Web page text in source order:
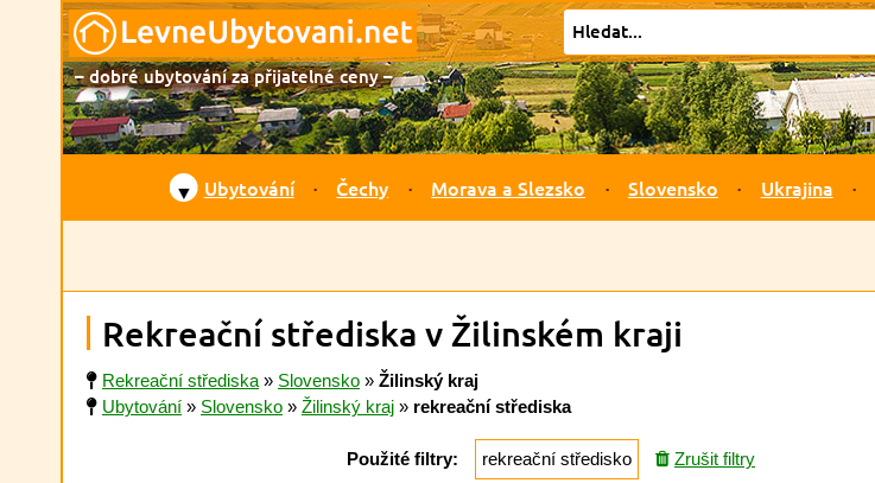
– dobré ubytování za přijatelné ceny –
▼ Ubytování Čechy Morava a Slezsko Slovensko Ukrajina
Rekreační střediska v Žilinském kraji
Rekreační střediska » Slovensko » Žilinský kraj
Ubytování » Slovensko » Žilinský kraj » rekreační střediska
Použité filtry: rekreační středisko Zrušit filtry